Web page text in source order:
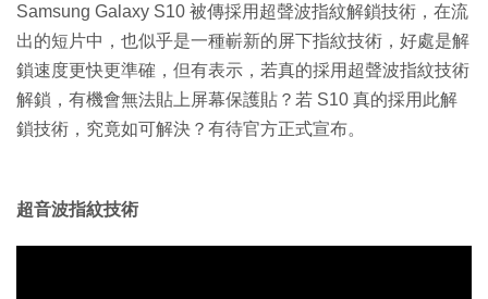
Samsung Galaxy S10 被傳採用超聲波指紋解鎖技術，在流
出的短片中，也似乎是一種嶄新的屏下指紋技術，好處是解
鎖速度更快更準確，但有表示，若真的採用超聲波指紋技術
解鎖，有機會無法貼上屏幕保護貼？若 S10 真的採用此解
鎖技術，究竟如可解決？有待官方正式宣布。
超音波指紋技術